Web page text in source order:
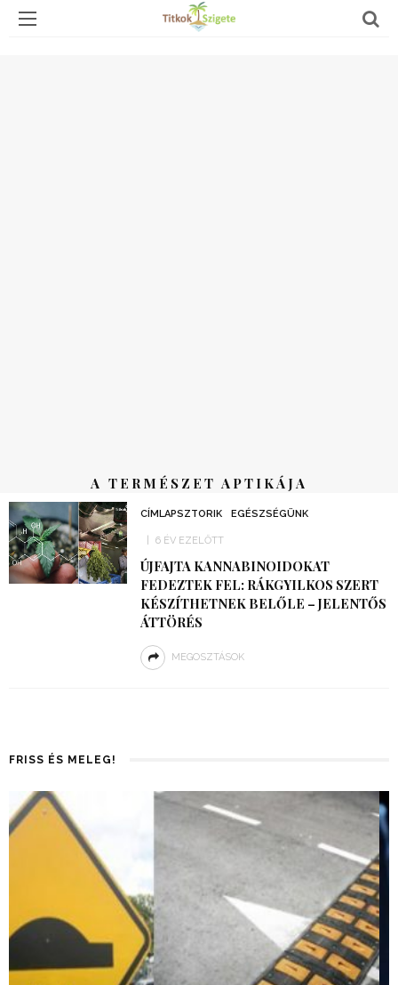
A TERMÉSZET APTIKÁJA
CÍMLAPSZTORIK EGÉSZSÉGÜNK
6 ÉV EZELŐTT
ÚJFAJTA KANNABINOIDOKAT
FEDEZTEK FEL: RÁKGYILKOS SZERT
KÉSZÍTHETNEK BELŐLE – JELENTŐS
ÁTTÖRÉS
MEGOSZTÁSOK
FRISS ÉS MELEG!